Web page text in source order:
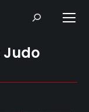
Search:
Judo